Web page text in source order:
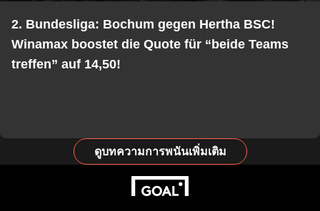
2. Bundesliga: Bochum gegen Hertha BSC!
Winamax boostet die Quote für “beide Teams
treffen” auf 14,50!
ดูบทความการพนันเพิ่มเติม